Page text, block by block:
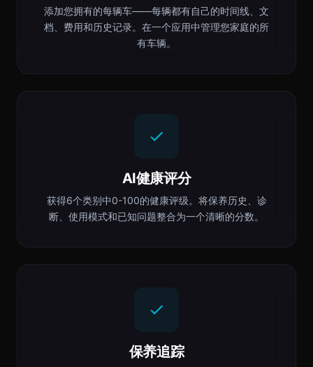
添加您拥有的每辆车——每辆都有自己的时间线、文
档、费用和历史记录。在一个应用中管理您家庭的所
有车辆。
AI健康评分
获得6个类别中0-100的健康评级。将保养历史、诊
断、使用模式和已知问题整合为一个清晰的分数。
保养追踪